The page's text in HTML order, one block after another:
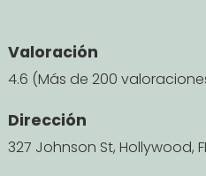
Valoración
4.6 (Más de 200
Dirección
327 Johnson St, Hollywood,